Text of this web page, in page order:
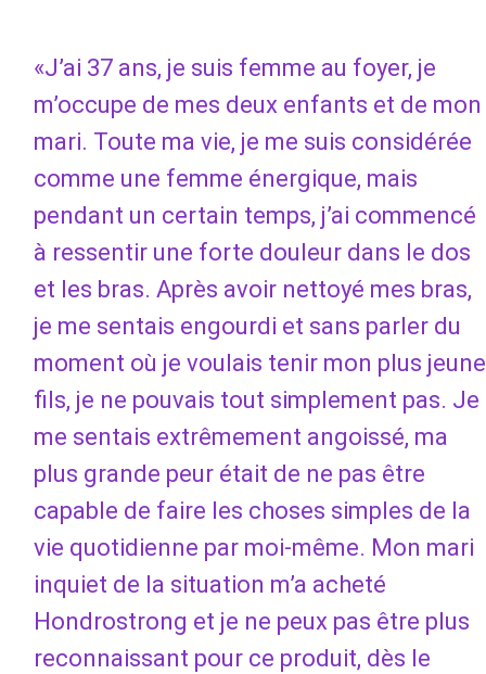
«J’ai 37 ans, je suis femme au foyer, je
m’occupe de mes deux enfants et de mon
mari. Toute ma vie, je me suis considérée
comme une femme énergique, mais
pendant un certain temps, j’ai commencé
à ressentir une forte douleur dans le dos
et les bras. Après avoir nettoyé mes bras,
je me sentais engourdi et sans parler du
moment où je voulais tenir mon plus jeune
fils, je ne pouvais tout simplement pas. Je
me sentais extrêmement angoissé, ma
plus grande peur était de ne pas être
capable de faire les choses simples de la
vie quotidienne par moi-même. Mon mari
inquiet de la situation m’a acheté
Hondrostrong et je ne peux pas être plus
reconnaissant pour ce produit, dès le